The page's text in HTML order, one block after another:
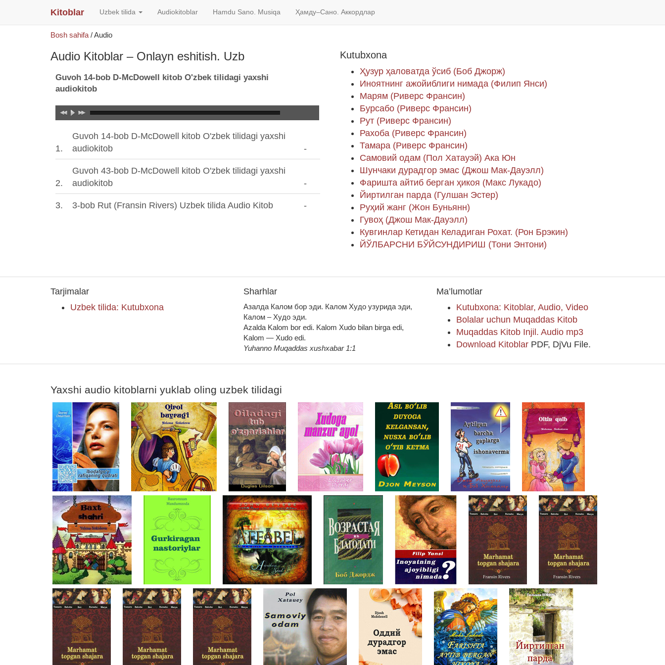
Kitoblar Uzbek tilida Audiokitoblar Hamdu Sano. Musiqa Ҳамду–Сано. Аккордлар
Bosh sahifa /Audio
Audio Kitoblar – Onlayn eshitish. Uzb
Guvoh 14-bob D-McDowell kitob O'zbek tilidagi yaxshi
audiokitob
Guvoh 14-bob D-McDowell kitob O'zbek tilidagi yaxshi
audiokitob
-
Guvoh 43-bob D-McDowell kitob O'zbek tilidagi yaxshi
audiokitob
-
3-bob Rut (Fransin Rivers) Uzbek tilida Audio Kitob -
Kutubxona
Ҳузур ҳаловатда ўсиб (Боб Джорж)
Иноятнинг ажойиблиги нимада (Филип Янси)
Марям (Риверс Франсин)
Бурсабо (Риверс Франсин)
Рут (Риверс Франсин)
Рахоба (Риверс Франсин)
Тамара (Риверс Франсин)
Самовий одам (Пол Хатауэй) Ака Юн
Шунчаки дурадгор эмас (Джош Мак-Дауэлл)
Фаришта айтиб берган ҳикоя (Макс Лукадо)
Йиртилган парда (Гулшан Эстер)
Руҳий жанг (Жон Буньянн)
Гувоҳ (Джош Мак-Дауэлл)
Кувгинлар Кетидан Келадиган Рохат. (Рон Брэкин)
ЙЎЛБАРСНИ БЎЙСУНДИРИШ (Тони Энтони)
Tarjimalar
Uzbek tilida: Kutubxona
Sharhlar
Азалда Калом бор эди. Калом Худо узурида эди,
Калом – Худо эди.
Azalda Kalom bor edi. Kalom Xudo bilan birga edi,
Kalom — Xudo edi.
Yuhanno Muqaddas xushxabar 1:1
Ma’lumotlar
Kutubxona: Kitoblar, Audio, Video
Bolalar uchun Muqaddas Kitob
Muqaddas Kitob Injil. Audio mp3
Download Kitoblar PDF, DjVu File.
Yaxshi audio kitoblarni yuklab oling uzbek tilidagi